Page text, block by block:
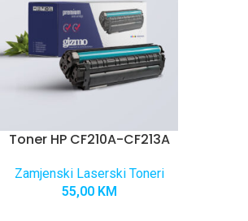
Toner HP CF210A-CF213A
Zamjenski Laserski Toneri
55,00 KM